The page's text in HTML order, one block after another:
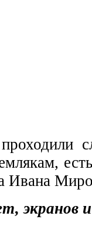
Ивана
экранов